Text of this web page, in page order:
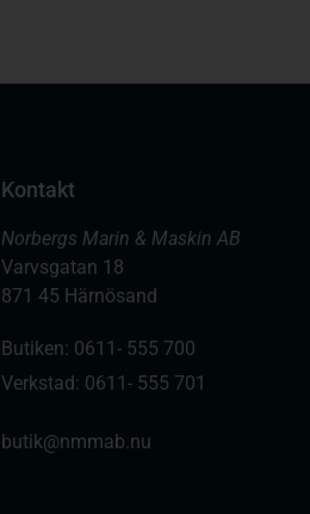
Kontakt
Norbergs Marin & Maskin AB
Varvsgatan 18
871 45 Härnösand
Butiken: 0611- 555 700
Verkstad: 0611- 555 701
butik@nmmab.nu